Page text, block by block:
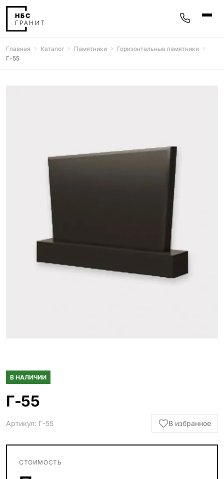
5 моделей
30 моделей
Благоустройство
42 модели
Гранитные ограды
15 моделей
Металлические ограды
Наши работы
145 моделей
Главная Каталог Памятники
Горизонтальные памятники
Г-55
В НАЛИЧИИ
Г-55
Артикул: Г-55 В избранное
СТОИМОСТЬ